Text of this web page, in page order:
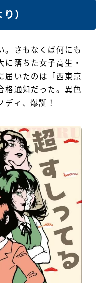
）
。さもなくば何にも
に落ちた女子高生・
届いたのは「西東京
格通知だった。異色
ディ、爆誕！